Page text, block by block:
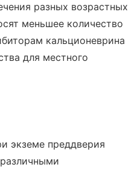
разных возрастных
меньшее количество
кальционеврина
для местного
экземе преддверия